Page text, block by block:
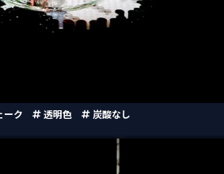
ーク 透明色 炭酸なし